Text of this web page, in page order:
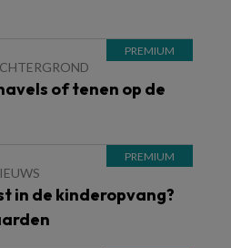
of tenen op de
in de kinderopvang?